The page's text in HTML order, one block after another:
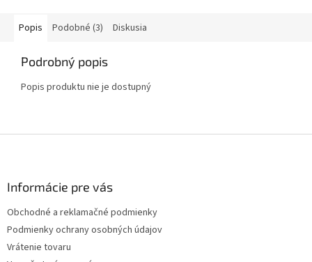
Popis
Podobné (3) Diskusia
Podrobný popis
Popis produktu nie je dostupný
Informácie pre vás
Obchodné a reklamačné podmienky
Podmienky ochrany osobných údajov
Vrátenie tovaru